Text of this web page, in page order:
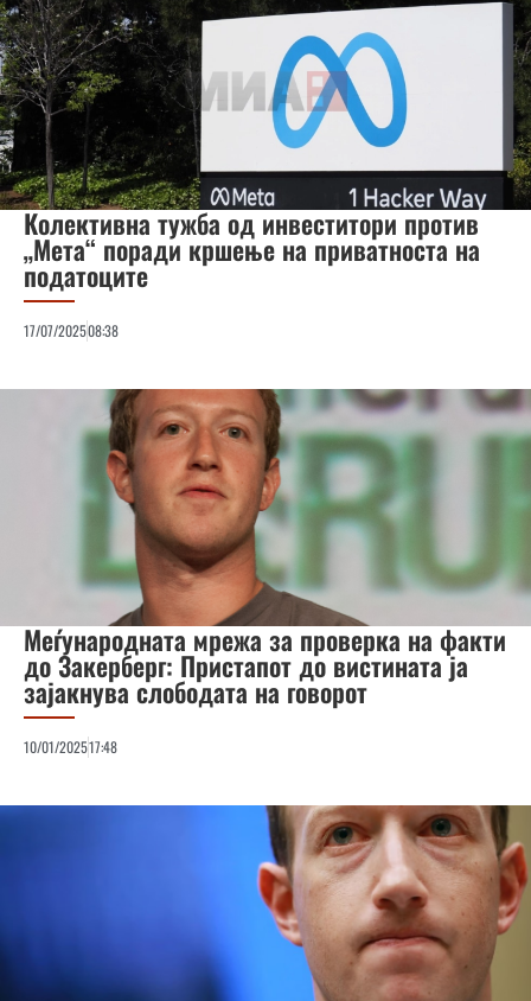
Колективна тужба од инвеститори против
„Мета“ поради кршење на приватноста на
податоците
17/07/202508:38
Меѓународната мрежа за проверка на факти
до Закерберг: Пристапот до вистината ја
зајакнува слободата на говорот
10/01/202517:48